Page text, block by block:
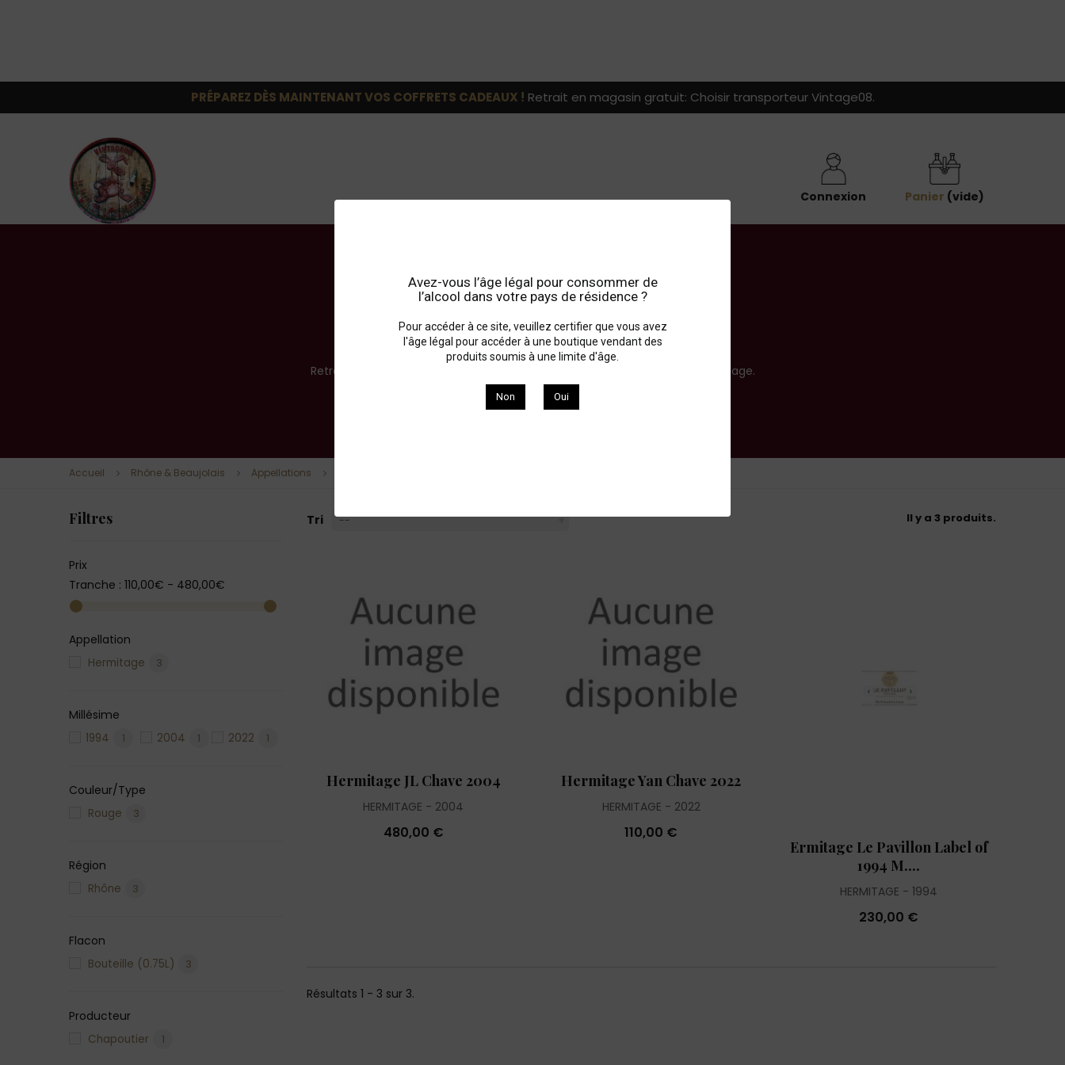
Avez-vous l’âge légal pour consommer de
l’alcool dans votre pays de résidence ?
Pour accéder à ce site, veuillez certifier que vous avez
l'âge légal pour accéder à une boutique vendant des
produits soumis à une limite d'âge.
Non Oui
PRÉPAREZ DÈS MAINTENANT VOS COFFRETS CADEAUX ! Retrait en magasin gratuit: Choisir transporteur Vintage08.
Connexion Panier (vide)
Hermitage
Retrouvez l'ensemble de nos vins de la Vallée du Rhône d’appellation Hermitage.
Accueil Rhône & Beaujolais Appellations
Filtres
Prix
Tranche : 110,00€ - 480,00€
Appellation
Hermitage 3
Millésime
1994 1 2004 1 2022 1
Couleur/Type
Rouge 3
Région
Rhône 3
Flacon
Bouteille (0.75L) 3
Producteur
Chapoutier 1
Tri -- Il y a 3 produits.
Hermitage JL Chave 2004
HERMITAGE 2004
480,00 €
Hermitage Yan Chave 2022
HERMITAGE 2022
110,00 €
Ermitage Le Pavillon Label of
1994 M....
HERMITAGE 1994
230,00 €
Résultats 1 - 3 sur 3.